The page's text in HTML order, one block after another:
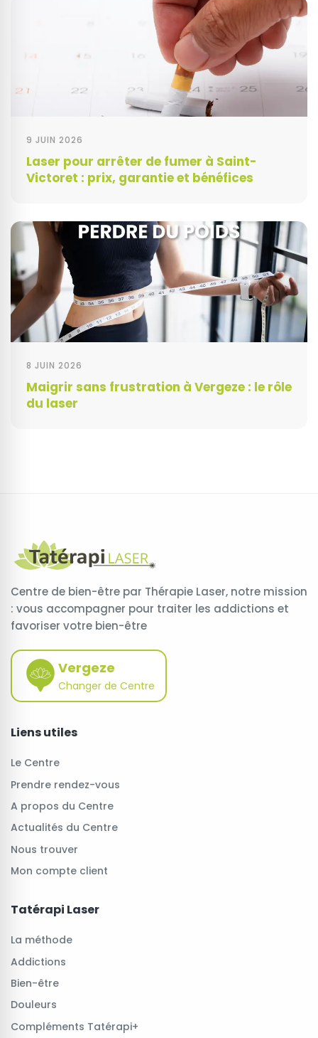
9 JUIN 2026
Laser pour arrêter de fumer à Saint-
Victoret : prix, garantie et bénéfices
8 JUIN 2026
Maigrir sans frustration à Vergeze : le rôle
du laser
Centre de bien-être par Thérapie Laser, notre mission
: vous accompagner pour traiter les addictions et
favoriser votre bien-être
Vergeze
Changer de Centre
Liens utiles
Le Centre
Prendre rendez-vous
A propos du Centre
Actualités du Centre
Nous trouver
Mon compte client
Tatérapi Laser
La méthode
Addictions
Bien-être
Douleurs
Compléments Tatérapi+